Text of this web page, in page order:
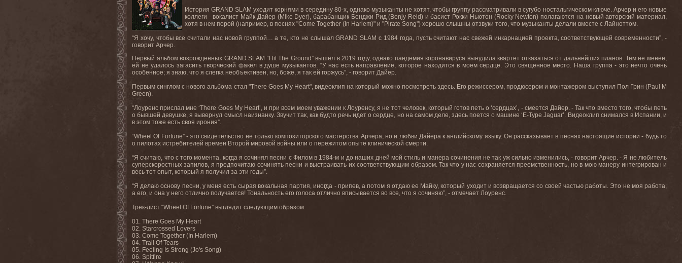
История GRAND SLAM уходит корнями в середину 80-х, однако музыканты не хотят, чтобы группу рассматривали в сугубо ностальгическом ключе. Арчер и его новые
коллеги - вокалист Майк Дайер (Mike Dyer), барабанщик Бенджи Рид (Benjy Reid) и басист Рокки Ньютон (Rocky Newton) полагаются на новый авторский материал,
хотя в нем порой (например, в песнях "Come Together (In Harlem)" и "Pirate Song") хорошо слышны отзвуки того, что музыканты делали вместе с Лайноттом.
“Я хочу, чтобы все считали нас новой группой… а те, кто не слышал GRAND SLAM с 1984 года, пусть считают нас свежей инкарнацией проекта, соответствующей современности”, -
говорит Арчер.
Первый альбом возрожденных GRAND SLAM “Hit The Ground” вышел в 2019 году, однако пандемия коронавируса вынудила квартет отказаться от дальнейших планов. Тем не менее,
ей не удалось загасить творческий факел в душе музыкантов. “У нас есть направление, которое находится в моем сердце. Это священное место. Наша группа - это нечто очень
особенное; я знаю, что я слегка необъективен, но, боже, я так ей горжусь”, - говорит Дайер.
Первым синглом с нового альбома стал "There Goes My Heart", видеоклип на который можно посмотреть здесь. Его режиссером, продюсером и монтажером выступил Пол Грин (Paul M
Green).
“Лоуренс прислал мне ‘There Goes My Heart’, и при всем моем уважении к Лоуренсу, я не тот человек, который готов петь о ‘сердцах’, - смеется Дайер. - Так что вместо того, чтобы петь
о бывшей девушке, я вывернул смысл наизнанку. Звучит так, как будто речь идет о сердце, но на самом деле, здесь поется о машине ‘E-Type Jaguar’. Видеоклип снимался в Испании, и
в этом тоже есть своя ирония”.
“Wheel Of Fortune” - это свидетельство не только композиторского мастерства Арчера, но и любви Дайера к английскому языку. Он рассказывает в песнях настоящие истории - будь то
о пилотах истребителей времен Второй мировой войны или о пережитом опыте клинической смерти.
“Я считаю, что с того момента, когда я сочинял песни с Филом в 1984-м и до наших дней мой стиль и манера сочинения не так уж сильно изменились, - говорит Арчер. - Я не любитель
суперскоростных запилов, я предпочитаю сочинять песни и выстраивать их соответствующим образом. Так что у нас сохраняется преемственность, но в мою манеру интегрирован и
весь тот опыт, который я получил за эти годы”.
“Я делаю основу песни, у меня есть сырая вокальная партия, иногда - припев, а потом я отдаю ее Майку, который уходит и возвращается со своей частью работы. Это не моя работа,
а его, и она у него отлично получается! Тональность его голоса отлично вписывается во все, что я сочиняю”, - отмечает Лоуренс.
Трек-лист “Wheel Of Fortune” выглядит следующим образом:
01. There Goes My Heart
02. Starcrossed Lovers
03. Come Together (In Harlem)
04. Trail Of Tears
05. Feeling Is Strong (Jo's Song)
06. Spitfire